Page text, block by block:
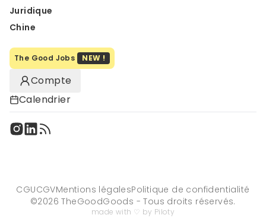
Juridique
Chine
The Good Jobs NEW !
Compte
Calendrier
CGUCGVMentions légalesPolitique de confidentialité
©2026 TheGoodGoods - Tous droits réservés.
made with ♡ by Piloty